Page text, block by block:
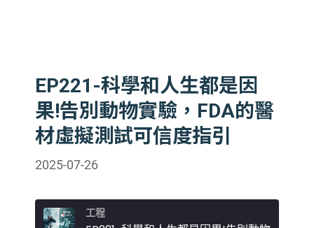
EP221-科學和人生都是因
果!告別動物實驗，FDA的醫
材虛擬測試可信度指引
2025-07-26
工程